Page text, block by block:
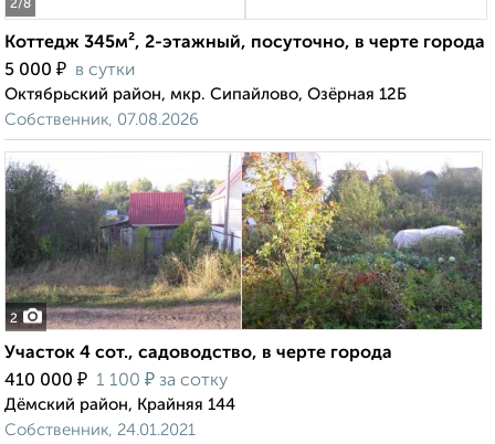
2/8
Коттедж 345м², 2-этажный, посуточно, в черте города
5 000 ₽ в сутки
Октябрьский район, мкр. Сипайлово, Озёрная 12Б
Собственник, 07.08.2026
2
Участок 4 сот., садоводство, в черте города
410 000 ₽ 1 100 ₽ за сотку
Дёмский район, Крайняя 144
Собственник, 24.01.2021